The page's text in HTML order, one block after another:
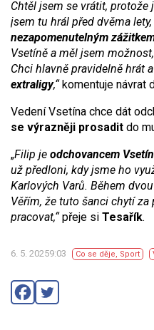
Chtěl jsem se vrátit,
jsem tu hrál před dvěma
nezapomenutelným
Vsetíně a měl jsem
Chci hlavně pravidelně hrát a
extraligy,“komentuje návrat
Vedení Vsetína chce dát
se výrazněji prosadit do
„Filip je odchovancem
už předloni, kdy jsme ho
Karlových Varů. Během
Věřím, že tuto šanci chytí
pracovat,“přeje si Tesařík.
6. 5. 20259:03 Co se děje, Sport